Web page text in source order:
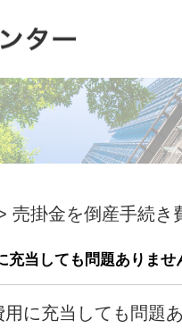
売掛金を倒産手続き
充当しても問題ありませ
に充当しても問題